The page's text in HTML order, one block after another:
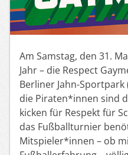
Am Samstag, den 31.
Jahr – die Respect
Berliner Jahn-
die Piraten*innen sind
kicken für Respekt für
das Fußballturnier
Mitspieler*innen – ob